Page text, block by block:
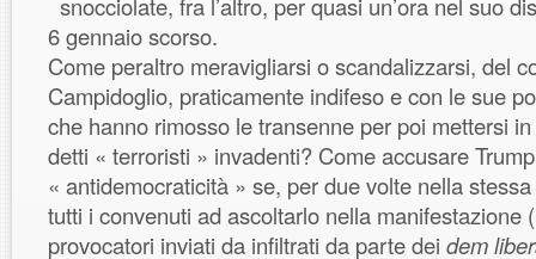
6 gennaio scorso.
Come peraltro meravigliarsi o scandalizzarsi, del
Campidoglio, praticamente indifeso e con le sue
che hanno rimosso le transenne per poi mettersi
detti « terroristi » invadenti? Come accusare
« antidemocraticità » se, per due volte nella
tutti i convenuti ad ascoltarlo nella manifestazione
provocatori inviati da infiltrati da parte dei dem